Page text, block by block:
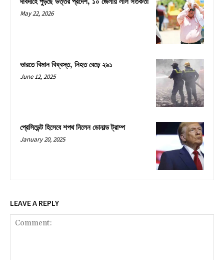
May 22, 2026
ভারতে বিমান বিধ্বস্ত, নিহত বেড়ে ২৯১
June 12, 2025
প্রেসিডেন্ট হিসেবে শপথ নিলেন ডোনাল্ড ট্রাম্প
January 20, 2025
LEAVE A REPLY